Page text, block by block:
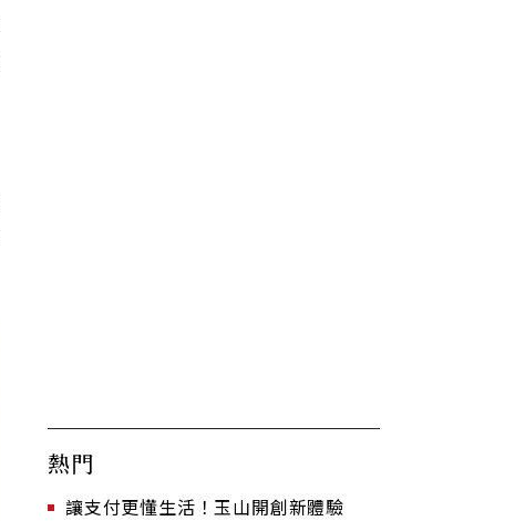
熱門
讓支付更懂生活！玉山開創新體驗